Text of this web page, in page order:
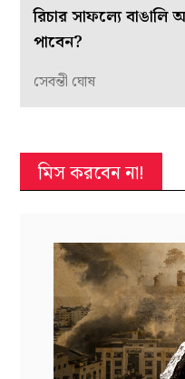
রিচার সাফল্যে
পাবেন?
সেবন্তী ঘোষ
মিস করবেন না!